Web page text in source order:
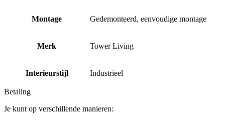
Montage Gedemonteerd, eenvoudige montage
Merk Tower Living
Interieurstijl Industrieel
Betaling
Je kunt op verschillende manieren: